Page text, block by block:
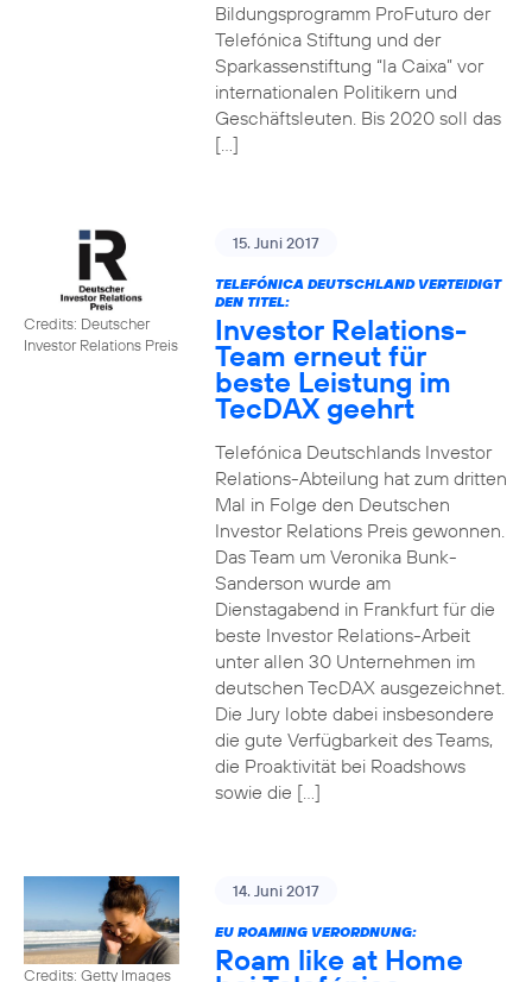
Bildungsprogramm ProFuturo der
Telefónica Stiftung und der
Sparkassenstiftung “la Caixa” vor
internationalen Politikern und
Geschäftsleuten. Bis 2020 soll das
[…]
Credits: Deutscher
Investor Relations Preis
15. Juni 2017
TELEFÓNICA DEUTSCHLAND VERTEIDIGT
DEN TITEL:
Investor Relations-
Team erneut für
beste Leistung im
TecDAX geehrt
Telefónica Deutschlands Investor
Relations-Abteilung hat zum dritten
Mal in Folge den Deutschen
Investor Relations Preis gewonnen.
Das Team um Veronika Bunk-
Sanderson wurde am
Dienstagabend in Frankfurt für die
beste Investor Relations-Arbeit
unter allen 30 Unternehmen im
deutschen TecDAX ausgezeichnet.
Die Jury lobte dabei insbesondere
die gute Verfügbarkeit des Teams,
die Proaktivität bei Roadshows
sowie die […]
Credits: Getty Images
14. Juni 2017
EU ROAMING VERORDNUNG:
Roam like at Home